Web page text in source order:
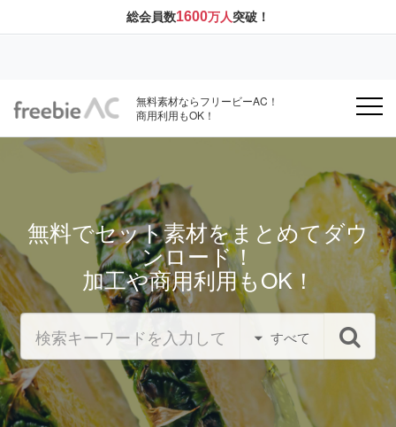
総会員数1600万人突破！
無料素材ならフリービーAC！
商用利用もOK！
無料でセット素材をまとめてダウ
ンロード！
加工や商用利用もOK！
すべて